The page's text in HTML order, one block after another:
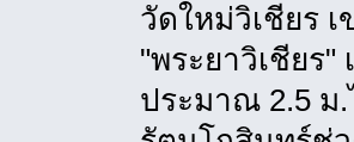
วัดใหม่วิเชียร
"พระยาวิเชียร"
ประมาณ 2.5 ม